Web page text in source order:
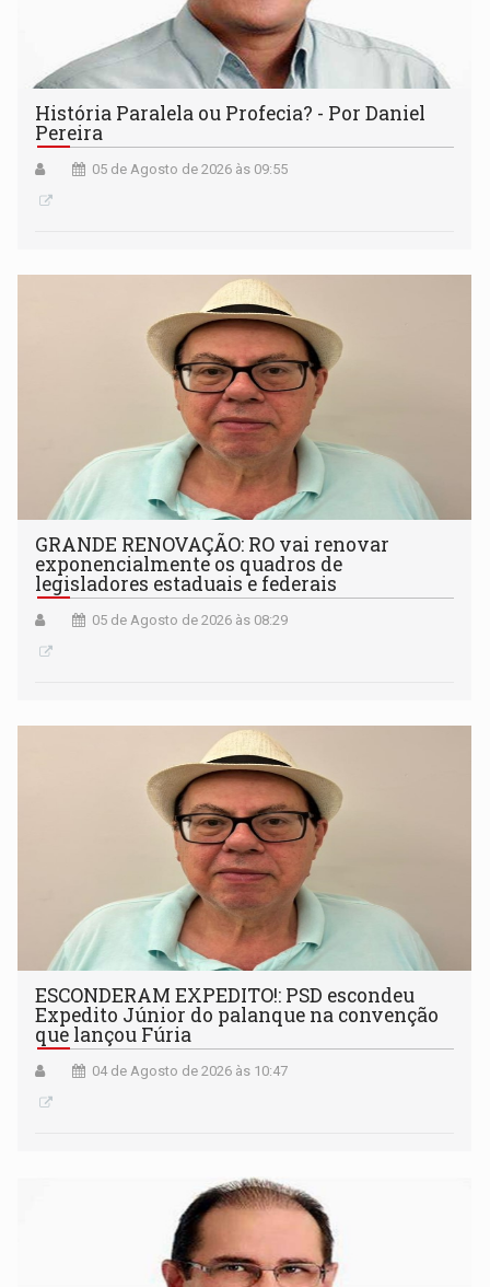
História Paralela ou Profecia? - Por Daniel
Pereira
05 de Agosto de 2026 às 09:55
GRANDE RENOVAÇÃO: RO vai renovar
exponencialmente os quadros de
legisladores estaduais e federais
05 de Agosto de 2026 às 08:29
ESCONDERAM EXPEDITO!: PSD escondeu
Expedito Júnior do palanque na convenção
que lançou Fúria
04 de Agosto de 2026 às 10:47